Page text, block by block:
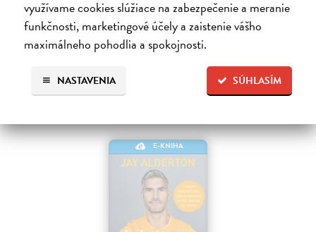
využívame cookies slúžiace na zabezpečenie a meranie
funkčnosti, marketingové účely a zaistenie vášho
maximálneho pohodlia a spokojnosti.
SÚHLASÍM
NASTAVENIA
Na stiahnutie akoEPUB,MOBIaPDF
11,20 €
E-KNIHA